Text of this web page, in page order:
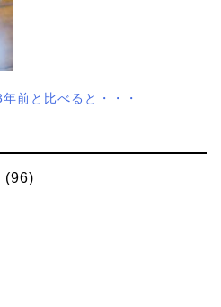
前と比べると・・・
(96)